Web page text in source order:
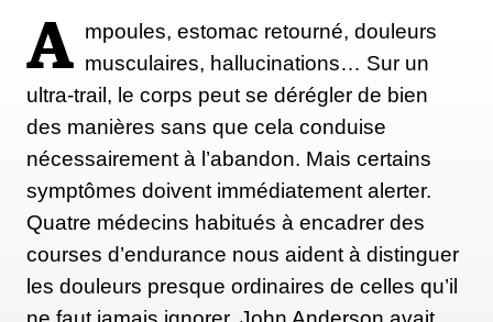
là ne s’y intéressaient pas du tout. De tout ça, on ne
peut que la remercier. Ce qu'elle a fait profite à tout
le monde. Elle a redéfini ce que je pensais être
possible dans ces courses, et parce qu'elle était si
loin devant ce que faisaient les autres coureuses, je
crois que nous avons toutes compris qu’il y avait
une marge entre elles et nous, et que maintenant il
s’agissait de la grignoter.
A mpoules, estomac retourné, douleurs
musculaires, hallucinations… Sur un
ultra-trail, le corps peut se dérégler de bien
des manières sans que cela conduise
nécessairement à l’abandon. Mais certains
symptômes doivent immédiatement alerter.
Quatre médecins habitués à encadrer des
courses d’endurance nous aident à distinguer
les douleurs presque ordinaires de celles qu’il